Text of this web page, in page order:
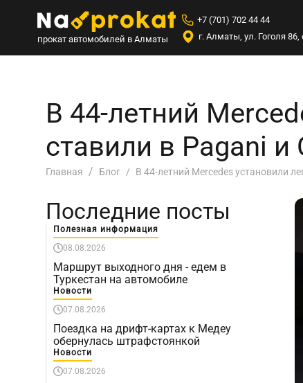
прокат автомобилей в Алматы
+7 (701) 702 44 44
г. Алматы, ул. Гоголя
В 44-летний
ставили в Pagani и
Главная Блог В 44-летний Mercedes установили
Последние посты
Полезная информация
08.08.2026
Маршрут выходного дня - едем в
Туркестан на автомобиле
Новости
07.08.2026
Поездка на дрифт-картах к Медеу
обернулась штрафстоянкой
Новости
07.08.2026